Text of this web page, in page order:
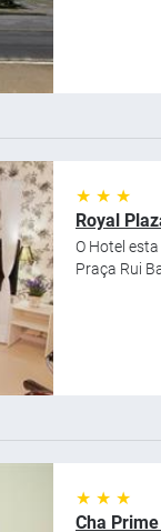
★ ★ ★
Royal
O Hotel
Praça Rui
★ ★ ★
Cha